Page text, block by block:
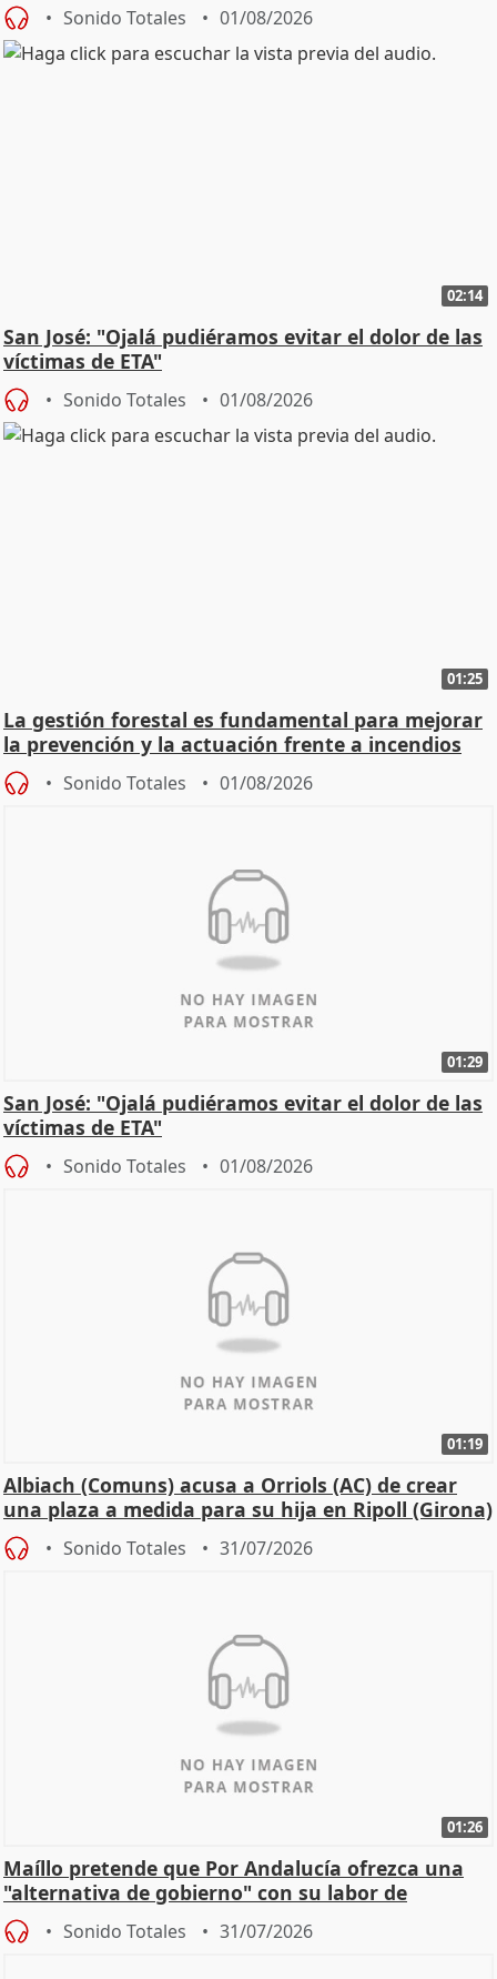
Sonido Totales 01/08/2026
02:14
San José: "Ojalá pudiéramos evitar el dolor de las
víctimas de ETA"
Sonido Totales 01/08/2026
01:25
La gestión forestal es fundamental para mejorar
la prevención y la actuación frente a incendios
Sonido Totales 01/08/2026
01:29
San José: "Ojalá pudiéramos evitar el dolor de las
víctimas de ETA"
Sonido Totales 01/08/2026
01:19
Albiach (Comuns) acusa a Orriols (AC) de crear
una plaza a medida para su hija en Ripoll (Girona)
Sonido Totales 31/07/2026
01:26
Maíllo pretende que Por Andalucía ofrezca una
"alternativa de gobierno" con su labor de
oposición
Sonido Totales 31/07/2026